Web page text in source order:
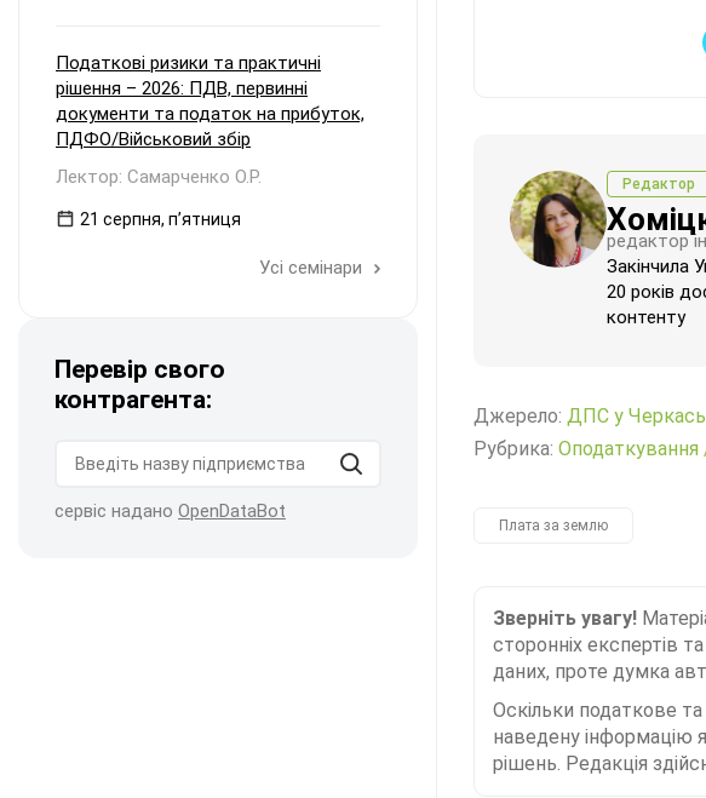
Редактор
редактор
Закінчила
20 років
контенту
Джерело: ДПС у
Рубрика: Оподаткування
Плата за землю
Зверніть увагу!
сторонніх експертів
даних, проте думка
Оскільки податкове
наведену інформацію
рішень. Редакція
Податкові ризики та практичні
рішення – 2026: ПДВ, первинні
документи та податок на прибуток,
ПДФО/Військовий збір
Лектор: Самарченко О.Р.
21 серпня, пʼятниця
Усі семінари
Перевір свого
контрагента:
сервіс надано OpenDataBot